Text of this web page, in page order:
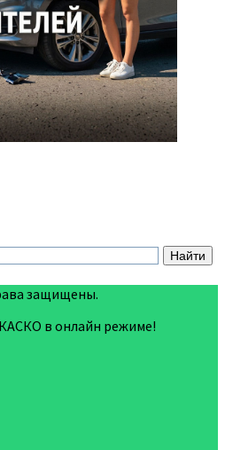
защищены.
в онлайн режиме!